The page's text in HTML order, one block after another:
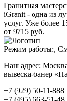
Гранитная
iGranit - одна из
услуг. Уже более
от 9715 руб.
Режим работы:,
Наш адрес:
вывеска-банер
+7 (929) 50-11-888
+7 (495) 663-51-48